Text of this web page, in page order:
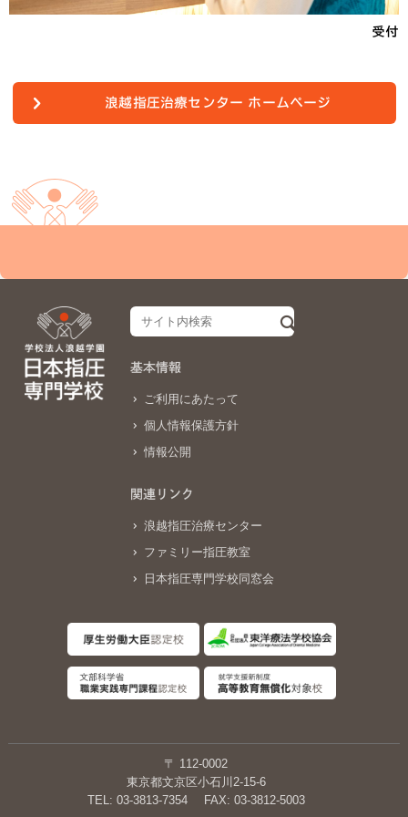
受付
浪越指圧治療センター ホームページ
基本情報
ご利用にあたって
個人情報保護方針
情報公開
関連リンク
浪越指圧治療センター
ファミリー指圧教室
日本指圧専門学校同窓会
〒 112-0002
東京都文京区小石川2-15-6
TEL: 03-3813-7354
FAX: 03-3812-5003